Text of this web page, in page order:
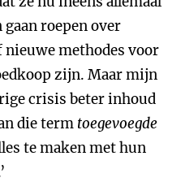
roepen over
methodes voor
zijn. Maar mijn
crisis beter inhoud
die term toegevoegde
te maken met hun